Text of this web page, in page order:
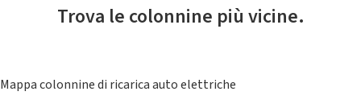
Trova le colonnine più vicine.
Mappa colonnine di ricarica auto elettriche